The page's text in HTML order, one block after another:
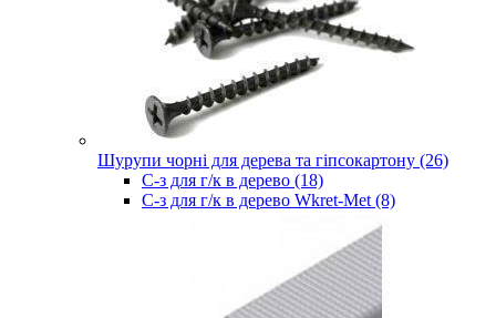
Шурупи чорні для дерева та гіпсокартону (26)
С-з для г/к в дерево (18)
С-з для г/к в дерево Wkret-Met (8)